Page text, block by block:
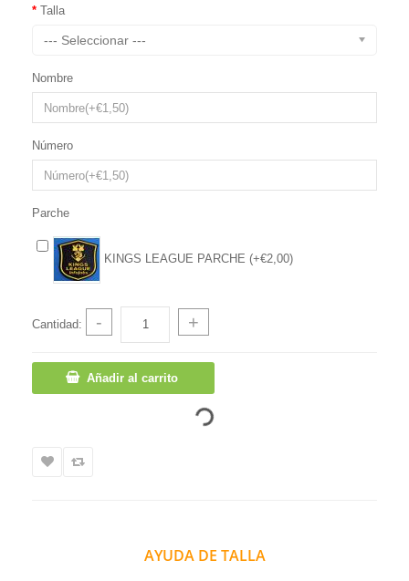
Talla
--- Seleccionar ---
Nombre
Número
Parche
KINGS LEAGUE PARCHE (+€2,00)
Cantidad: - +
Añadir al carrito
AYUDA DE TALLA